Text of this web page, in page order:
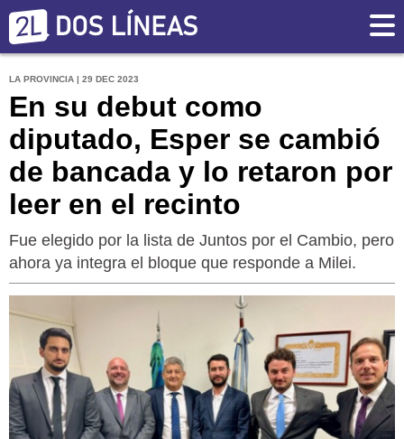
LA PROVINCIA | 29 DEC 2023
En su debut como
diputado, Esper se cambió
de bancada y lo retaron por
leer en el recinto
Fue elegido por la lista de Juntos por el Cambio, pero
ahora ya integra el bloque que responde a Milei.